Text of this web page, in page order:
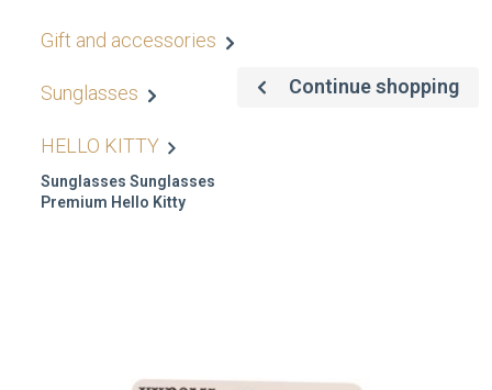
Gift and accessories
Sunglasses
HELLO KITTY
Sunglasses Sunglasses
Premium Hello Kitty
Continue shopping